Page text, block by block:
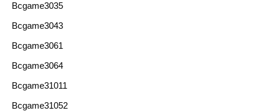
Bcgame3035
Bcgame3043
Bcgame3061
Bcgame3064
Bcgame31011
Bcgame31052